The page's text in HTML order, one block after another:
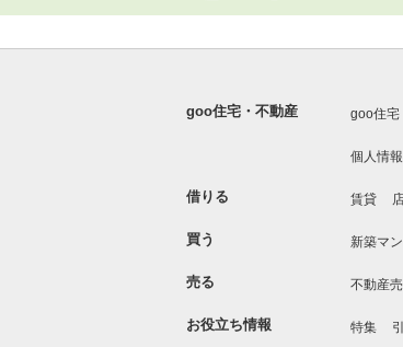
goo住宅・不動産 goo住宅
個人情
借りる 賃貸
買う 新築マ
売る 不動産
お役立ち情報 特集